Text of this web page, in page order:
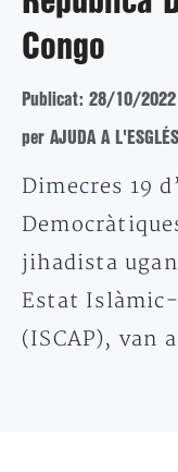
Congo
Publicat: 28/10/2022
per AJUDA A
Dimecres 19
jihadista
Estat
(ISCAP), van